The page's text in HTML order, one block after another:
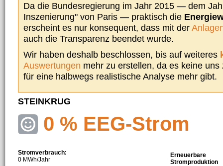
Da die Bundesregierung im Jahr 2015 — dem
Inszenierung" von Paris — praktisch die
erscheint es nur konsequent, dass mit der
auch die Transparenz beendet wurde.
Wir haben deshalb beschlossen, bis auf weiteres
Auswertungen mehr zu erstellen, da es keine
für eine halbwegs realistische Analyse mehr gibt.
STEINKRUG
0 % EEG-Strom
Stromverbrauch:
0 MWh/Jahr
Erneuerbare
Stromproduktion